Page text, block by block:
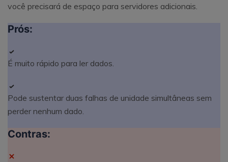
você precisará de espaço para servidores adicionais.
Prós:
É muito rápido para ler dados.
Pode sustentar duas falhas de unidade simultâneas sem
perder nenhum dado.
Contras: